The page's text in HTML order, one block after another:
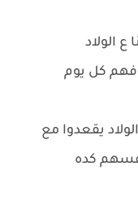
الولاد
كل يوم
يقعدوا مع
كده